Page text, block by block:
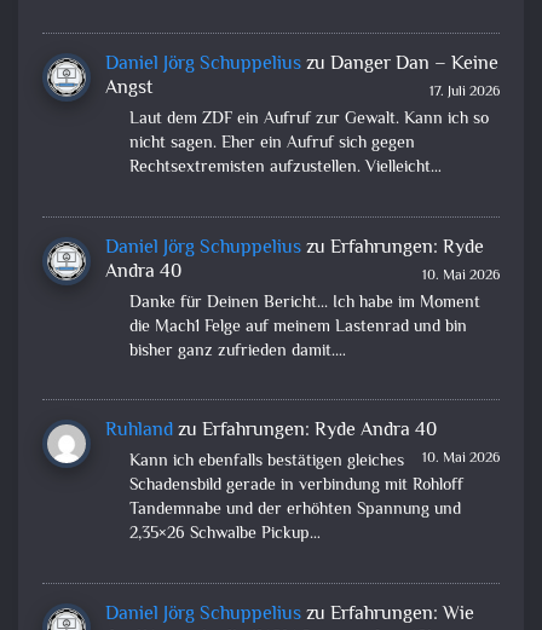
Daniel Jörg Schuppeliuszu Danger Dan – Keine
Angst
17. Juli 2026
Laut dem ZDF ein Aufruf zur Gewalt. Kann ich so
nicht sagen. Eher ein Aufruf sich gegen
Rechtsextremisten aufzustellen. Vielleicht…
Daniel Jörg Schuppeliuszu Erfahrungen: Ryde
Andra 40
10. Mai 2026
Danke für Deinen Bericht... Ich habe im Moment
die Mach1 Felge auf meinem Lastenrad und bin
bisher ganz zufrieden damit.…
Ruhlandzu Erfahrungen: Ryde Andra 40
10. Mai 2026
Kann ich ebenfalls bestätigen gleiches
Schadensbild gerade in verbindung mit Rohloff
Tandemnabe und der erhöhten Spannung und
2,35×26 Schwalbe Pickup…
Daniel Jörg Schuppeliuszu Erfahrungen: Wie